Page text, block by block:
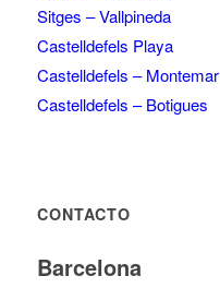
Sitges – Vallpineda
Castelldefels Playa
Castelldefels – Montemar
Castelldefels – Botigues
CONTACTO
Barcelona